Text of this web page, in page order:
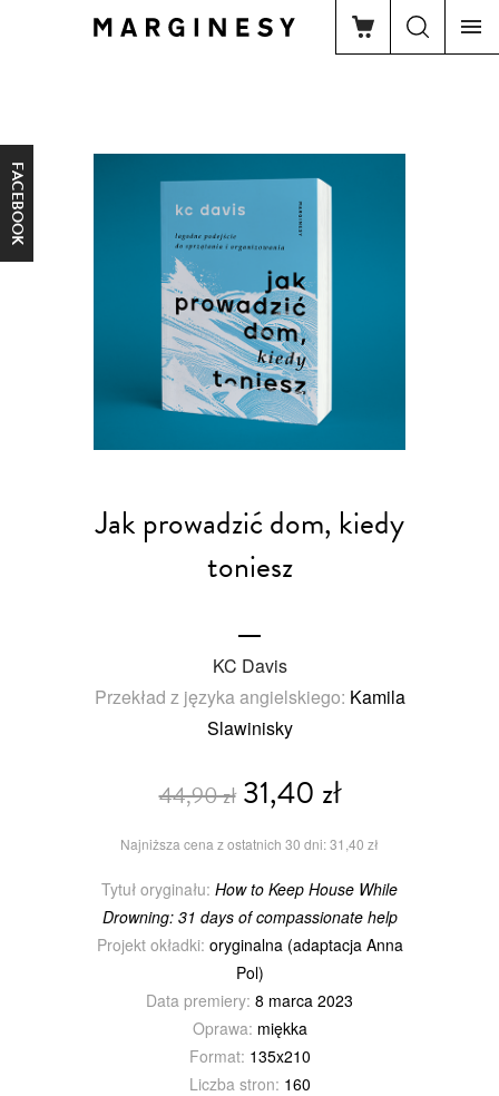
FACEBOOK
Jak prowadzić dom, kiedy
toniesz
KC Davis
Przekład z języka angielskiego: Kamila
Slawinisky
44,90 zł31,40 zł
Najniższa cena z ostatnich 30 dni: 31,40 zł
Tytuł oryginału: How to Keep House While
Drowning: 31 days of compassionate help
Projekt okładki: oryginalna (adaptacja Anna
Pol)
Data premiery: 8 marca 2023
Oprawa: miękka
Format: 135x210
Liczba stron: 160